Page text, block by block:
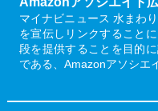
マイナビニュース 水まわ
を宣伝しリンクすること
段を提供することを目的
である、Amazonアソシエ